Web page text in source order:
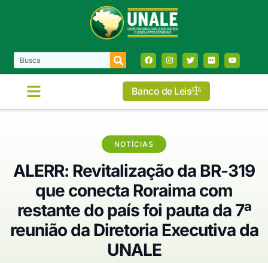
Banco de Leis
NOTÍCIAS
ALERR: Revitalização da BR-319
que conecta Roraima com
restante do país foi pauta da 7ª
reunião da Diretoria Executiva da
UNALE